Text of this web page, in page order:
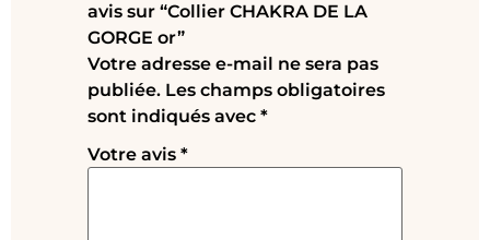
avis sur “Collier CHAKRA DE LA
GORGE or”
Votre adresse e-mail ne sera pas
publiée. Les champs obligatoires
sont indiqués avec *
Votre avis *